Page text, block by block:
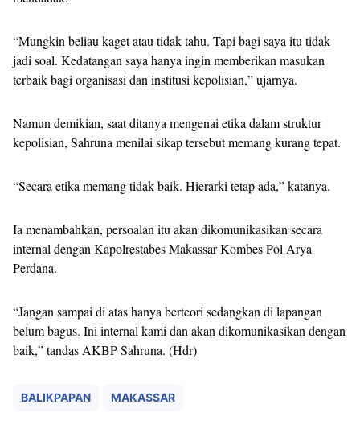
“Mungkin beliau kaget atau tidak tahu. Tapi bagi saya itu tidak
jadi soal. Kedatangan saya hanya ingin memberikan masukan
terbaik bagi organisasi dan institusi kepolisian,” ujarnya.
Namun demikian, saat ditanya mengenai etika dalam struktur
kepolisian, Sahruna menilai sikap tersebut memang kurang tepat.
“Secara etika memang tidak baik. Hierarki tetap ada,” katanya.
Ia menambahkan, persoalan itu akan dikomunikasikan secara
internal dengan Kapolrestabes Makassar Kombes Pol Arya
Perdana.
“Jangan sampai di atas hanya berteori sedangkan di lapangan
belum bagus. Ini internal kami dan akan dikomunikasikan dengan
baik,” tandas AKBP Sahruna. (Hdr)
BALIKPAPAN MAKASSAR